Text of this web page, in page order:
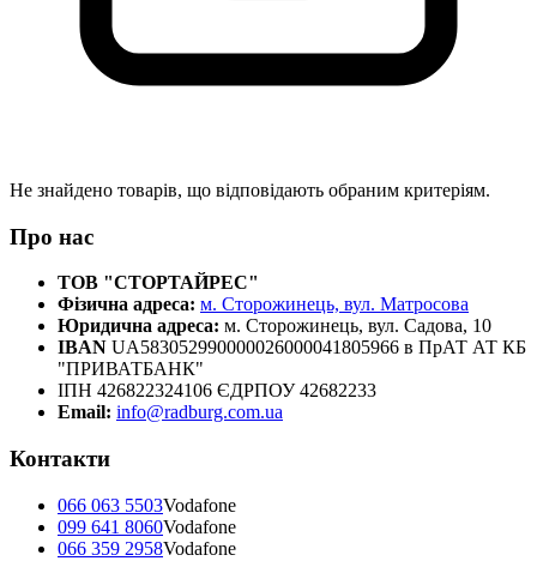
Не знайдено товарів, що відповідають обраним критеріям.
Про нас
ТОВ "СТОРТАЙРЕС"
Фізична адреса: м. Сторожинець, вул. Матросова
Юридична адреса: м. Сторожинець, вул. Садова, 10
IBAN UA583052990000026000041805966 в ПрАТ АТ КБ
"ПРИВАТБАНК"
ІПН 426822324106 ЄДРПОУ 42682233
Email: info@radburg.com.ua
Контакти
066 063 5503Vodafone
099 641 8060Vodafone
066 359 2958Vodafone